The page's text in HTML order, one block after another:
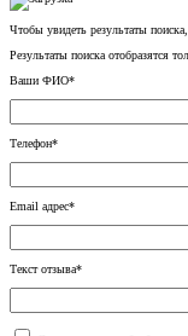
Чтобы увидеть результаты
Результаты поиска отобразятся
Ваши ФИО*
Телефон*
Email адрес*
Текст отзыва*